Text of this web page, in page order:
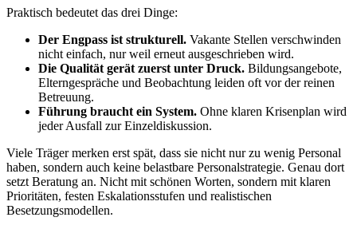
Praktisch bedeutet das drei Dinge:
Der Engpass ist strukturell. Vakante Stellen verschwinden
nicht einfach, nur weil erneut ausgeschrieben wird.
Die Qualität gerät zuerst unter Druck. Bildungsangebote,
Elterngespräche und Beobachtung leiden oft vor der reinen
Betreuung.
Führung braucht ein System. Ohne klaren Krisenplan wird
jeder Ausfall zur Einzeldiskussion.
Viele Träger merken erst spät, dass sie nicht nur zu wenig Personal
haben, sondern auch keine belastbare Personalstrategie. Genau dort
setzt Beratung an. Nicht mit schönen Worten, sondern mit klaren
Prioritäten, festen Eskalationsstufen und realistischen
Besetzungsmodellen.